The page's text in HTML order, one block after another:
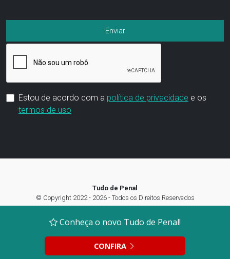
Conheça o novo Tudo de Penal!
CONFIRA
Estou de acordo com a política de privacidade e os
termos de uso
Tudo de Penal
© Copyright 2022 - 2026 - Todos os Direitos Reservados